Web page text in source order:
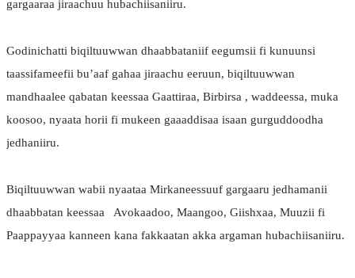
gargaaraa jiraachuu hubachiisaniiru.
Godinichatti biqiltuuwwan dhaabbataniif eegumsii fi kunuunsi
taassifameefii bu’aaf gahaa jiraachu eeruun, biqiltuuwwan
mandhaalee qabatan keessaa Gaattiraa, Birbirsa , waddeessa, muka
koosoo, nyaata horii fi mukeen gaaaddisaa isaan gurguddoodha
jedhaniiru.
Biqiltuuwwan wabii nyaataa Mirkaneessuuf gargaaru jedhamanii
dhaabbatan keessaa   Avokaadoo, Maangoo, Giishxaa, Muuzii fi
Paappayyaa kanneen kana fakkaatan akka argaman hubachiisaniiru.